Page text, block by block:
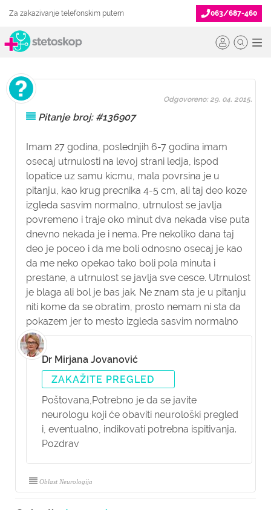
Za zakazivanje telefonskim putem 063/687-460
Pitanje broj: #136907
Imam 27 godina, poslednjih 6-7 godina imam
osecaj utrnulosti na levoj strani ledja, ispod
lopatice uz samu kicmu, mala povrsina je u
pitanju, kao krug precnika 4-5 cm, ali taj deo koze
izgleda sasvim normalno, utrnulost se javlja
povremeno i traje oko minut dva nekada vise puta
dnevno nekada je i nema. Pre nekoliko dana taj
deo je poceo i da me boli odnosno osecaj je kao
da me neko opekao tako boli pola minuta i
prestane, a utrnulost se javlja sve cesce. Utrnulost
je blaga ali bol je bas jak. Ne znam sta je u pitanju
niti kome da se obratim, prosto nemam ni sta da
pokazem jer to mesto izgleda sasvim normalno
Odgovoreno: 29. 04. 2015.
Dr Mirjana Jovanović
ZAKAŽITE PREGLED
Poštovana,Potrebno je da se javite
neurologu koji će obaviti neurološki pregled
i, eventualno, indikovati potrebna ispitivanja.
Pozdrav
Oblast Neurologija